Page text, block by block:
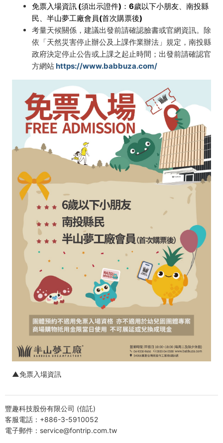
免票入場資訊 (須出示證件)：6歲以下小朋友、南投縣
民、半山夢工廠會員(首次購票後)
考量天候關係，建議出發前請確認臉書或官網資訊。除
依「天然災害停止辦公及上課作業辦法」規定，南投縣
政府決定停止公告或上課之起止時間；出發前請確認官
方網站https://www.babbuza.com/
▲免票入場資訊
豐趣科技股份有限公司 (信託)
客服電話：+886-3-5910052
電子郵件：service@fontrip.com.tw